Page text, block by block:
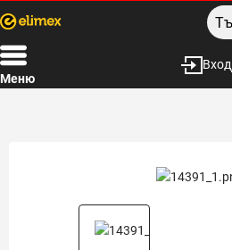
Меню
Вход